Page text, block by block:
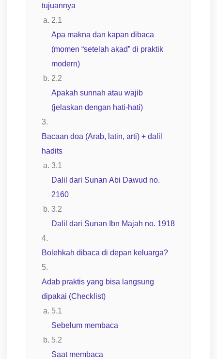
tujuannya
Apa makna dan kapan dibaca
(momen “setelah akad” di praktik
modern)
Apakah sunnah atau wajib
(jelaskan dengan hati-hati)
Bacaan doa (Arab, latin, arti) + dalil
hadits
Dalil dari Sunan Abi Dawud no.
2160
Dalil dari Sunan Ibn Majah no. 1918
Bolehkah dibaca di depan keluarga?
Adab praktis yang bisa langsung
dipakai (Checklist)
Sebelum membaca
Saat membaca